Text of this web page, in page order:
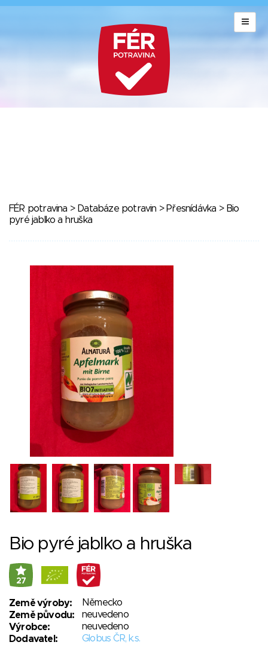
FÉR potravina > Databáze potravin > Přesnídávka > Bio
pyré jablko a hruška
Bio pyré jablko a hruška
27
Země výroby:
Německo
Země původu:
neuvedeno
Výrobce:
neuvedeno
Dodavatel:
Globus ČR, k.s.